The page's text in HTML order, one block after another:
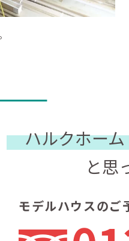
ハルクホーム
と思
モデルハウスのご